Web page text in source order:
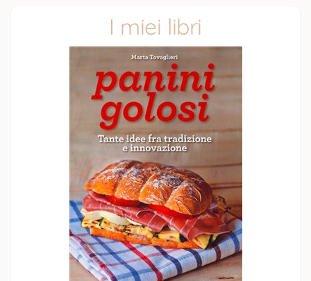
I miei libri